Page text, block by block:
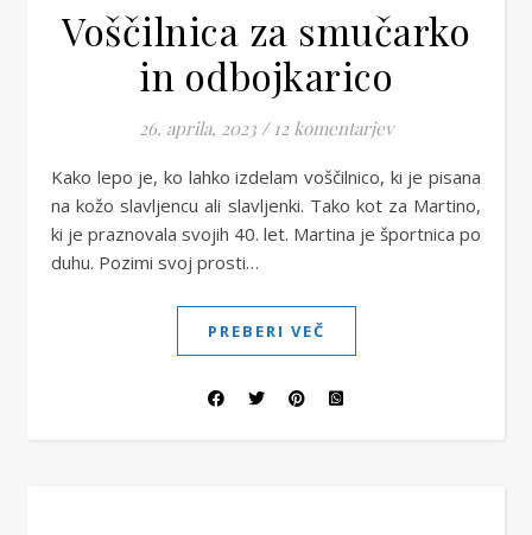
Voščilnica za smučarko
in odbojkarico
26. aprila, 2023 / 12 komentarjev
Kako lepo je, ko lahko izdelam voščilnico, ki je pisana
na kožo slavljencu ali slavljenki. Tako kot za Martino,
ki je praznovala svojih 40. let. Martina je športnica po
duhu. Pozimi svoj prosti…
PREBERI VEČ